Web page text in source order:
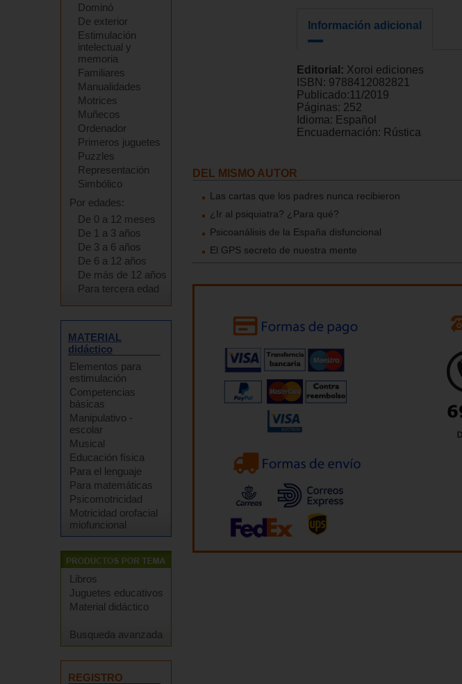
Dominó
De exterior
Estimulación
intelectual y
memoria
Familiares
Manualidades
Motrices
Muñecos
Ordenador
Primeros juguetes
Puzzles
Representación
Simbólico
Por edades:
De 0 a 12 meses
De 1 a 3 años
De 3 a 6 años
De 6 a 12 años
De más de 12 años
Para tercera edad
MATERIAL
didáctico
Elementos para
estimulación
Competencias
básicas
Manipulativo -
escolar
Musical
Educación física
Para el lenguaje
Para matemáticas
Psicomotricidad
Motricidad orofacial
miofuncional
Libros
Juguetes educativos
Material didáctico
Busqueda avanzada
REGISTRO
Información adicional
Editorial: Xoroi ediciones
ISBN: 9788412082821
Publicado:11/2019
Páginas: 252
Idioma: Español
Encuadernación: Rústica
DEL MISMO AUTOR
Las cartas que los padres nunca recibieron
¿Ir al psiquiatra? ¿Para qué?
Psicoanálisis de la España disfuncional
El GPS secreto de nuestra mente